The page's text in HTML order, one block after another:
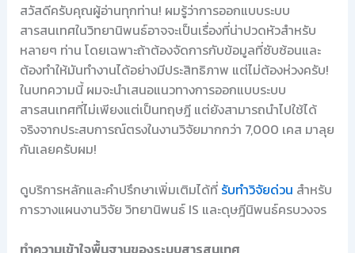
สวัสดีครับคุณผู้อ่านทุกท่าน! ผมรู้ว่าการออกแบบระบบ
สารสนเทศในวิทยานิพนธ์อาจจะเป็นเรื่องที่น่าปวดหัวสำหรับ
หลายๆ ท่าน โดยเฉพาะถ้าต้องจัดการกับข้อมูลที่ซับซ้อนและ
ต้องทำให้มันทำงานได้อย่างมีประสิทธิภาพ แต่ไม่ต้องห่วงครับ!
ในบทความนี้ ผมจะนำเสนอแนวทางการออกแบบระบบ
สารสนเทศที่ไม่เพียงแต่เป็นทฤษฎี แต่ยังสามารถนำไปใช้ได้
จริงจากประสบการณ์ตรงในงานวิจัยมากกว่า 7,000 เคส มาลุย
กันเลยครับผม!
ดูบริการหลักและคำปรึกษาเพิ่มเติมได้ที่ รับทำวิจัยด่วน สำหรับ
การวางแผนงานวิจัย วิทยานิพนธ์ IS และดุษฎีนิพนธ์ครบวงจร
ทำความเข้าใจพื้นฐานของระบบสารสนเทศ